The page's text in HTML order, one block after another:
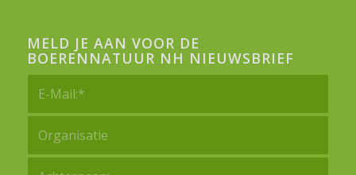
MELD JE AAN VOOR DE
BOERENNATUUR NH NIEUWSBRIEF